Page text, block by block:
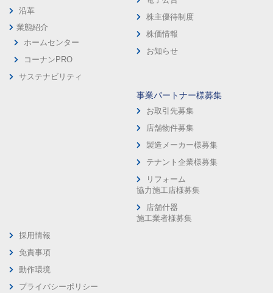
沿革
業態紹介
ホームセンター
コーナンPRO
サステナビリティ
株主優待制度
株価情報
お知らせ
事業パートナー様募集
お取引先募集
店舗物件募集
製造メーカー様募集
テナント企業様募集
リフォーム
協力施工店様募集
店舗什器
施工業者様募集
採用情報
免責事項
動作環境
プライバシーポリシー